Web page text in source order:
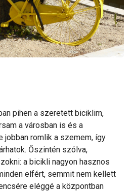
pihen a szeretett biciklim,
a városban is és a
jobban romlik a szemem, így
Őszintén szólva,
a bicikli nagyon hasznos
elfért, semmit nem kellett
eléggé a központban